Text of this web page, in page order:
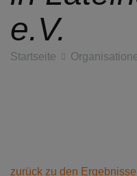
e.V.
Startseite
zurück zu den